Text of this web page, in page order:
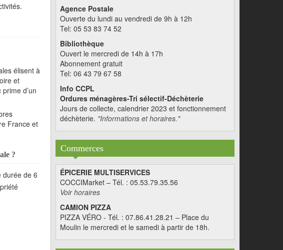
élisent à
et
d’un
France et
?
durée de 6
Agence Postale
Ouverte du lundi au vendredi de 9h à 12h
Tel: 05 53 83 74 52
Bibliothèque
Ouvert le mercredi de 14h à 17h
Abonnement gratuit
Tel: 06 43 79 67 58
Info CCPL
Ordures ménagères-Tri sélectif-Déchèterie
Jours de collecte, calendrier 2023 et fonctionnement
déchèterie. "Informations et horaires."
Commerces
ÉPICERIE MULTISERVICES
COCCIMarket – Tél. : 05.53.79.35.56
Voir horaires
CAMION PIZZA
PIZZA VÉRO - Tél. : 07.86.41.28.21 – Place du
Moulin le mercredi et le samedi à partir de 18h.